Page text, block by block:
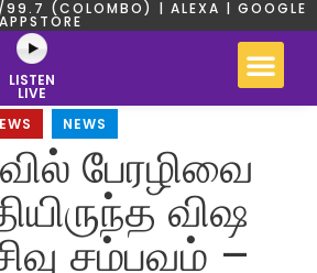
(COLOMBO) | ALEXA | GOOGLE
LISTEN
LIVE
NEWS
பேரழிவை
விஷ
சம்பவம் –